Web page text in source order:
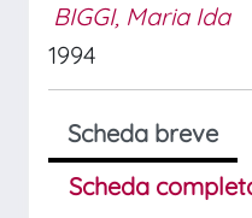
BIGGI, Maria Ida
1994
Scheda breve
Scheda